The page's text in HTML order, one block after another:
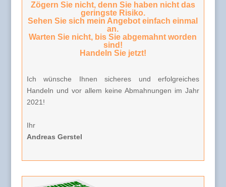
Zögern Sie nicht, denn Sie haben nicht das
geringste Risiko.
Sehen Sie sich mein Angebot einfach einmal
an.
Warten Sie nicht, bis Sie abgemahnt worden
sind!
Handeln Sie jetzt!
Ich wünsche Ihnen sicheres und erfolgreiches
Handeln und vor allem keine Abmahnungen im Jahr
2021!
Ihr
Andreas Gerstel